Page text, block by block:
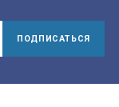
ПОДПИСАТЬСЯ